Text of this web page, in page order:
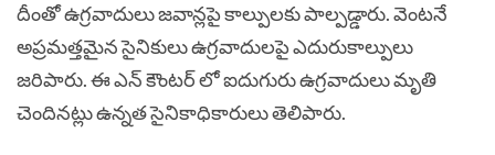
దీంతో ఉగ్రవాదులు జవాన్లపై కాల్పులకు పాల్పడ్డారు. వెంటనే
అప్రమత్తమైన సైనికులు ఉగ్రవాదులపై ఎదురుకాల్పులు
జరిపారు. ఈ ఎన్ కౌంటర్ లో ఐదుగురు ఉగ్రవాదులు మృతి
చెందినట్లు ఉన్నత సైనికాధికారులు తెలిపారు.